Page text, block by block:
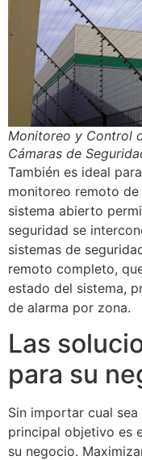
Monitoreo y Control
Cámaras de
También es ideal
monitoreo remoto de
sistema abierto
seguridad se
sistemas de
remoto completo,
estado del sistema,
de alarma por zona.
Las
para su
Sin importar cual
principal objetivo es
su negocio.